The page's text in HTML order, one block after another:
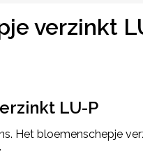
verzinkt
LU-P
Het bloemenschepje